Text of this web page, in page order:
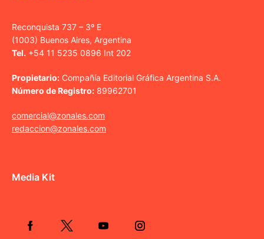
Reconquista 737 – 3º E
(1003) Buenos Aires, Argentina
Tel. +54 11 5235 0896 Int 202
Propietario: Compañía Editorial Gráfica Argentina S.A.
Número de Registro: 89962701
comercial@zonales.com
redaccion@zonales.com
Media Kit